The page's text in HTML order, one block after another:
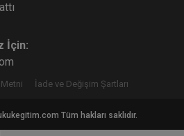
Enstitüsü
İçin:
İade ve Değişim Şartları
Tüm hakları saklıdır.